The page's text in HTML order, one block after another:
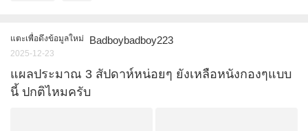
แตะเพื่อดึงข้อมูลใหม่ Badboybadboy223
2025-12-23
แผลประมาณ 3 สัปดาห์หน่อยๆ ยังเหลือหนังกองๆแบบ
นี้ ปกติไหมครับ